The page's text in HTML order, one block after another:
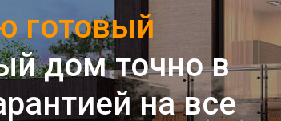
готовый
дом точно в
на все